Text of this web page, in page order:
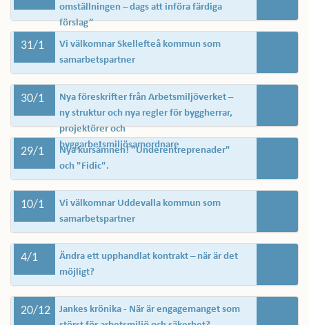
omställningen – dags att införa färdiga
förslag”
31/1
Vi välkomnar Skellefteå kommun som
samarbetspartner
30/1
Nya föreskrifter från Arbetsmiljöverket –
ny struktur och nya regler för byggherrar,
projektörer och
byggarbetsmiljösamordnare
29/1
Nya kursämnen! "Underentreprenader"
och "Fidic".
10/1
Vi välkomnar Uddevalla kommun som
samarbetspartner
4/1
Ändra ett upphandlat kontrakt – när är det
möjligt?
20/12
Jankes krönika - När är engagemanget som